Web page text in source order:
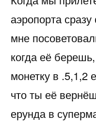
аэропорта
мне
когда её
монетку в .5,1,2
что ты её
ерунда в